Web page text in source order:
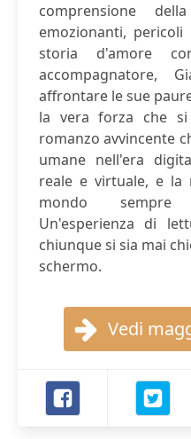
comprensione
emozionanti,
storia d'amore
accompagnatore,
affrontare le sue
la vera forza che
romanzo avvincente
umane nell'era
reale e virtuale, e
mondo sempre
Un'esperienza di
chiunque si sia mai
schermo.
Vedi